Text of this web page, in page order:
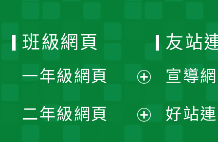
班級網頁
一年級網頁
開
二年級網頁
友站
宣導
好站